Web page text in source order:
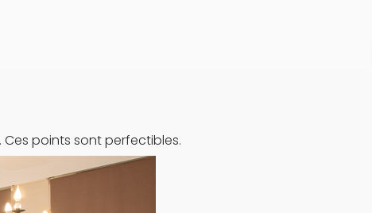
Ces points sont perfectibles.